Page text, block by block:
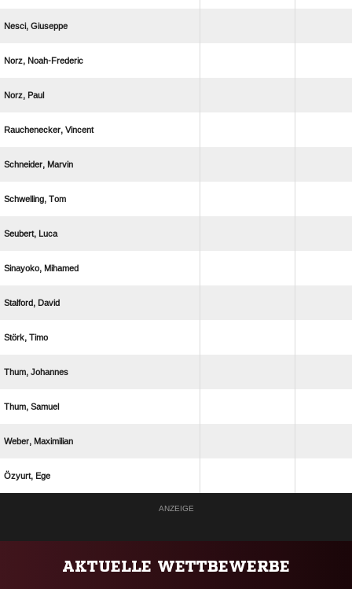
 
 
 
 
 
 
 
 
 
 
 
 
 
 
ANZEIGE
AKTUELLE WETTBEWERBE